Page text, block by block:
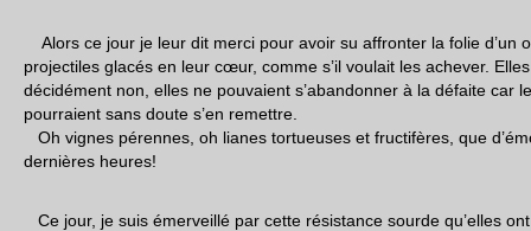
Alors ce jour je leur dit merci pour avoir su affronter la folie d’un
projectiles glacés en leur cœur, comme s’il voulait les achever.
décidément non, elles ne pouvaient s’abandonner à la défaite car
pourraient sans doute s’en remettre.
Oh vignes pérennes, oh lianes tortueuses et fructifères, que
dernières heures!
Ce jour, je suis émerveillé par cette résistance sourde qu’elles